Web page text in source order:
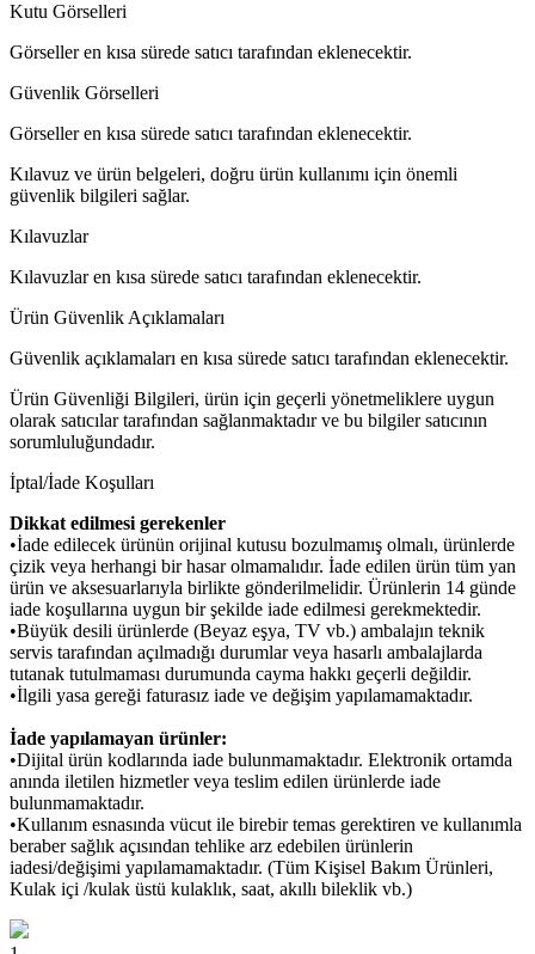
Kutu Görselleri
Görseller en kısa sürede satıcı tarafından eklenecektir.
Güvenlik Görselleri
Görseller en kısa sürede satıcı tarafından eklenecektir.
Kılavuz ve ürün belgeleri, doğru ürün kullanımı için önemli
güvenlik bilgileri sağlar.
Kılavuzlar
Kılavuzlar en kısa sürede satıcı tarafından eklenecektir.
Ürün Güvenlik Açıklamaları
Güvenlik açıklamaları en kısa sürede satıcı tarafından eklenecektir.
Ürün Güvenliği Bilgileri, ürün için geçerli yönetmeliklere uygun
olarak satıcılar tarafından sağlanmaktadır ve bu bilgiler satıcının
sorumluluğundadır.
İptal/İade Koşulları
Dikkat edilmesi gerekenler
•İade edilecek ürünün orijinal kutusu bozulmamış olmalı, ürünlerde
çizik veya herhangi bir hasar olmamalıdır. İade edilen ürün tüm yan
ürün ve aksesuarlarıyla birlikte gönderilmelidir. Ürünlerin 14 günde
iade koşullarına uygun bir şekilde iade edilmesi gerekmektedir.
•Büyük desili ürünlerde (Beyaz eşya, TV vb.) ambalajın teknik
servis tarafından açılmadığı durumlar veya hasarlı ambalajlarda
tutanak tutulmaması durumunda cayma hakkı geçerli değildir.
•İlgili yasa gereği faturasız iade ve değişim yapılamamaktadır.
İade yapılamayan ürünler:
•Dijital ürün kodlarında iade bulunmamaktadır. Elektronik ortamda
anında iletilen hizmetler veya teslim edilen ürünlerde iade
bulunmamaktadır.
•Kullanım esnasında vücut ile birebir temas gerektiren ve kullanımla
beraber sağlık açısından tehlike arz edebilen ürünlerin
iadesi/değişimi yapılamamaktadır. (Tüm Kişisel Bakım Ürünleri,
Kulak içi /kulak üstü kulaklık, saat, akıllı bileklik vb.)